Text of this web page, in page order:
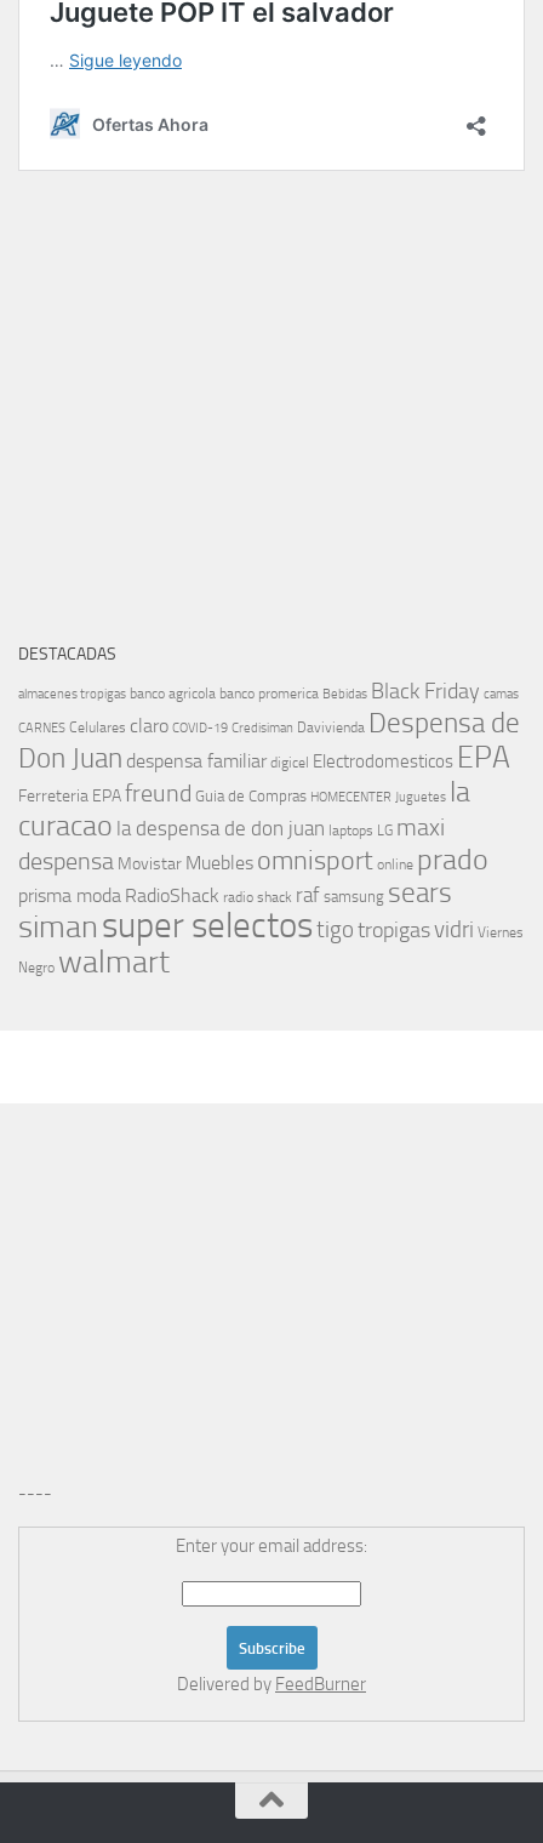
DESTACADAS
almacenes tropigas banco agricola banco promerica Bebidas Black Friday camas
CARNES Celulares claro COVID-19 Credisiman Davivienda Despensa de
Don Juan despensa familiar digicel Electrodomesticos EPA
Ferreteria EPAfreund Guia de Compras HOMECENTER Juguetes la
curacao la despensa de don juan laptops LG maxi
despensa Movistar Muebles omnisport online prado
prisma moda RadioShack radio shack raf samsung sears
simansuper selectostigotropigasvidri Viernes
Negro walmart
----
Enter your email address:
Delivered by FeedBurner